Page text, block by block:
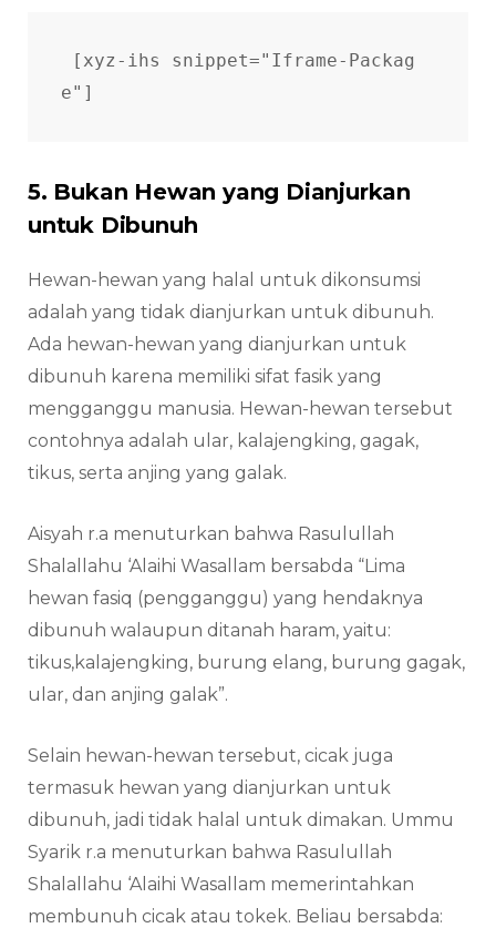
[xyz-ihs snippet="Iframe-Packag
e"]
5. Bukan Hewan yang Dianjurkan
untuk Dibunuh
Hewan-hewan yang halal untuk dikonsumsi
adalah yang tidak dianjurkan untuk dibunuh.
Ada hewan-hewan yang dianjurkan untuk
dibunuh karena memiliki sifat fasik yang
mengganggu manusia. Hewan-hewan tersebut
contohnya adalah ular, kalajengking, gagak,
tikus, serta anjing yang galak.
Aisyah r.a menuturkan bahwa Rasulullah
Shalallahu ‘Alaihi Wasallam bersabda “Lima
hewan fasiq (pengganggu) yang hendaknya
dibunuh walaupun ditanah haram, yaitu:
tikus,kalajengking, burung elang, burung gagak,
ular, dan anjing galak”.
Selain hewan-hewan tersebut, cicak juga
termasuk hewan yang dianjurkan untuk
dibunuh, jadi tidak halal untuk dimakan. Ummu
Syarik r.a menuturkan bahwa Rasulullah
Shalallahu ‘Alaihi Wasallam memerintahkan
membunuh cicak atau tokek. Beliau bersabda: